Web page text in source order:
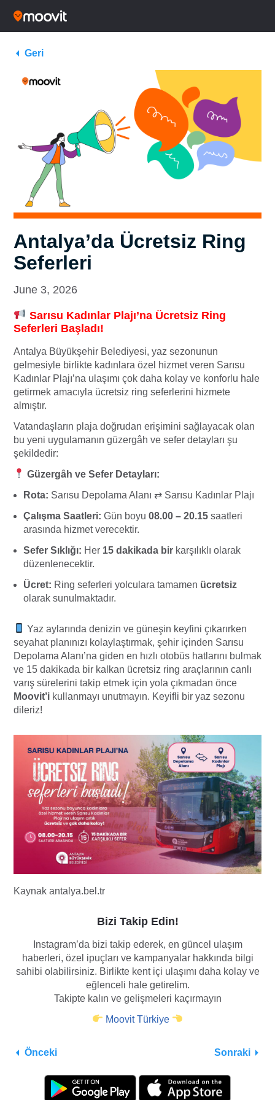
Geri
Antalya’da Ücretsiz Ring
Seferleri
June 3, 2026
Sarısu Kadınlar Plajı’na Ücretsiz Ring
Seferleri Başladı!
Antalya Büyükşehir Belediyesi, yaz sezonunun
gelmesiyle birlikte kadınlara özel hizmet veren Sarısu
Kadınlar Plajı’na ulaşımı çok daha kolay ve konforlu hale
getirmek amacıyla ücretsiz ring seferlerini hizmete
almıştır.
Vatandaşların plaja doğrudan erişimini sağlayacak olan
bu yeni uygulamanın güzergâh ve sefer detayları şu
şekildedir:
Güzergâh ve Sefer Detayları:
Rota: Sarısu Depolama Alanı ⇄ Sarısu Kadınlar Plajı
Çalışma Saatleri: Gün boyu 08.00 – 20.15 saatleri
arasında hizmet verecektir.
Sefer Sıklığı: Her 15 dakikada bir karşılıklı olarak
düzenlenecektir.
Ücret: Ring seferleri yolculara tamamen ücretsiz
olarak sunulmaktadır.
Yaz aylarında denizin ve güneşin keyfini çıkarırken
seyahat planınızı kolaylaştırmak, şehir içinden Sarısu
Depolama Alanı’na giden en hızlı otobüs hatlarını bulmak
ve 15 dakikada bir kalkan ücretsiz ring araçlarının canlı
varış sürelerini takip etmek için yola çıkmadan önce
Moovit’i kullanmayı unutmayın. Keyifli bir yaz sezonu
dileriz!
Kaynak antalya.bel.tr
Bizi Takip Edin!
Instagram’da bizi takip ederek, en güncel ulaşım
haberleri, özel ipuçları ve kampanyalar hakkında bilgi
sahibi olabilirsiniz. Birlikte kent içi ulaşımı daha kolay ve
eğlenceli hale getirelim.
Takipte kalın ve gelişmeleri kaçırmayın
Moovit Türkiye
Önceki Sonraki